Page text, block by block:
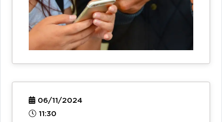
06/11/2024
11:30